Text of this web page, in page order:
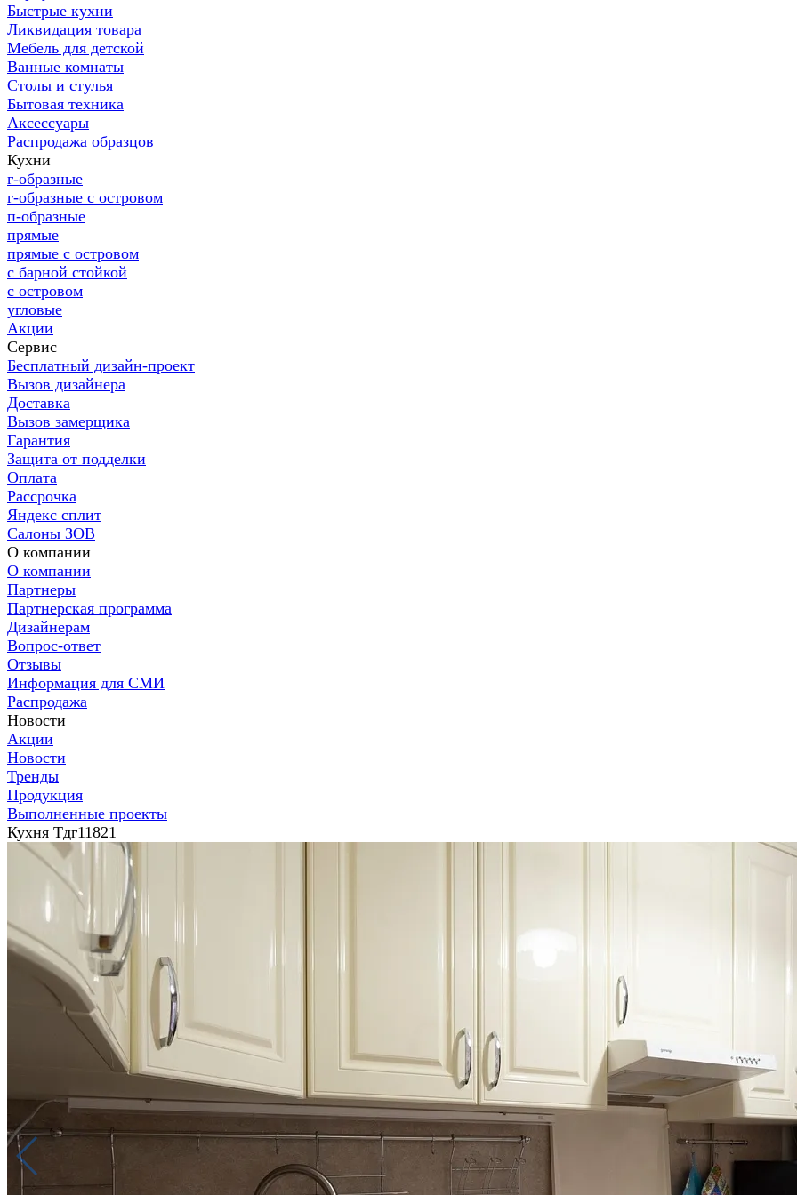
Быстрые кухни
Ликвидация товара
Мебель для детской
Ванные комнаты
Столы и стулья
Бытовая техника
Аксессуары
Распродажа образцов
Кухни
г-образные
г-образные с островом
п-образные
прямые
прямые с островом
с барной стойкой
с островом
угловые
Акции
Сервис
Бесплатный дизайн-проект
Вызов дизайнера
Доставка
Вызов замерщика
Гарантия
Защита от подделки
Оплата
Рассрочка
Яндекс сплит
Салоны ЗОВ
О компании
О компании
Партнеры
Партнерская программа
Дизайнерам
Вопрос-ответ
Отзывы
Информация для СМИ
Распродажа
Новости
Акции
Новости
Тренды
Продукция
Выполненные проекты
Кухня Тдг11821